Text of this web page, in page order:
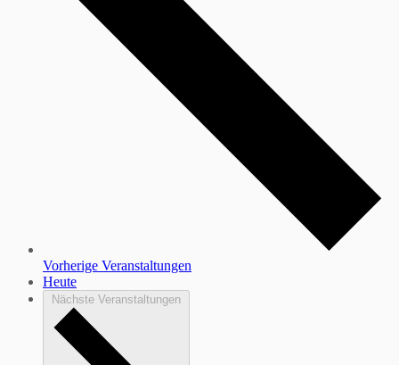
Vorherige Veranstaltungen
Heute
Nächste Veranstaltungen